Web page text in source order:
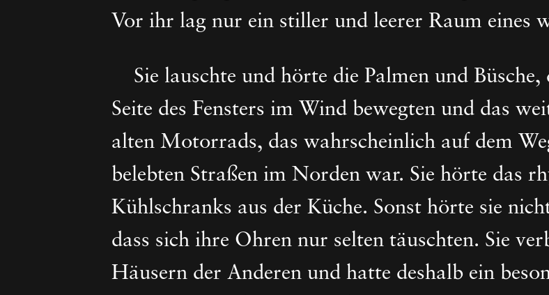
Vor ihr lag nur ein stiller und leerer Raum eines
Sie lauschte und hörte die Palmen und Büsche,
Seite des Fensters im Wind bewegten und das
alten Motorrads, das wahrscheinlich auf dem
belebten Straßen im Norden war. Sie hörte das
Kühlschranks aus der Küche. Sonst hörte sie
dass sich ihre Ohren nur selten täuschten. Sie
Häusern der Anderen und hatte deshalb ein